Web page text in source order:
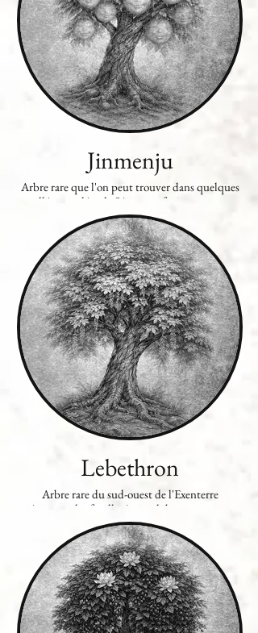
Jinmenju
Arbre rare que l'on peut trouver dans quelques
vallées reculées de Sérica, ses fruits ont pour
particularité de ressembler à des visages
humains souriants ou riants. Certains botanistes
pensent que ces visages seraient ceux de défunts,
morts à l'endroit même où à poussé l'arbre.
Lebethron
Arbre rare du sud-ouest de l'Exenterre
présentant des feuilles à cinq lobes, connu pour
fournir un bois d'une excellente qualité, il fut
très apprécié des charpentiers et des ébénistes au
temps de l'empire d'Hespérie. La
surexploitation et les ravages de la Deuxième
Guerre Noire ont décimé l'espèce ; ses graines et
ses derniers représentants sont devenus fort
rares si bien que les objets taillés dans du
lebethron sont désormais précieux et recherchés.